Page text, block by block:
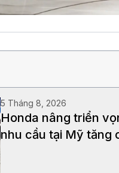
5 Tháng 8, 2026
Honda nâng triển
nhu cầu tại Mỹ tăng